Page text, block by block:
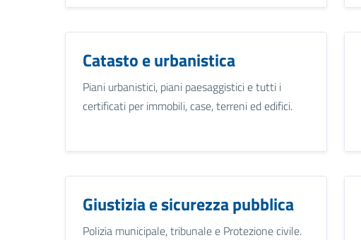
Catasto e urbanistica
Piani urbanistici, piani paesaggistici e tutti i
certificati per immobili, case, terreni ed edifici.
Giustizia e sicurezza pubblica
Polizia municipale, tribunale e Protezione civile.